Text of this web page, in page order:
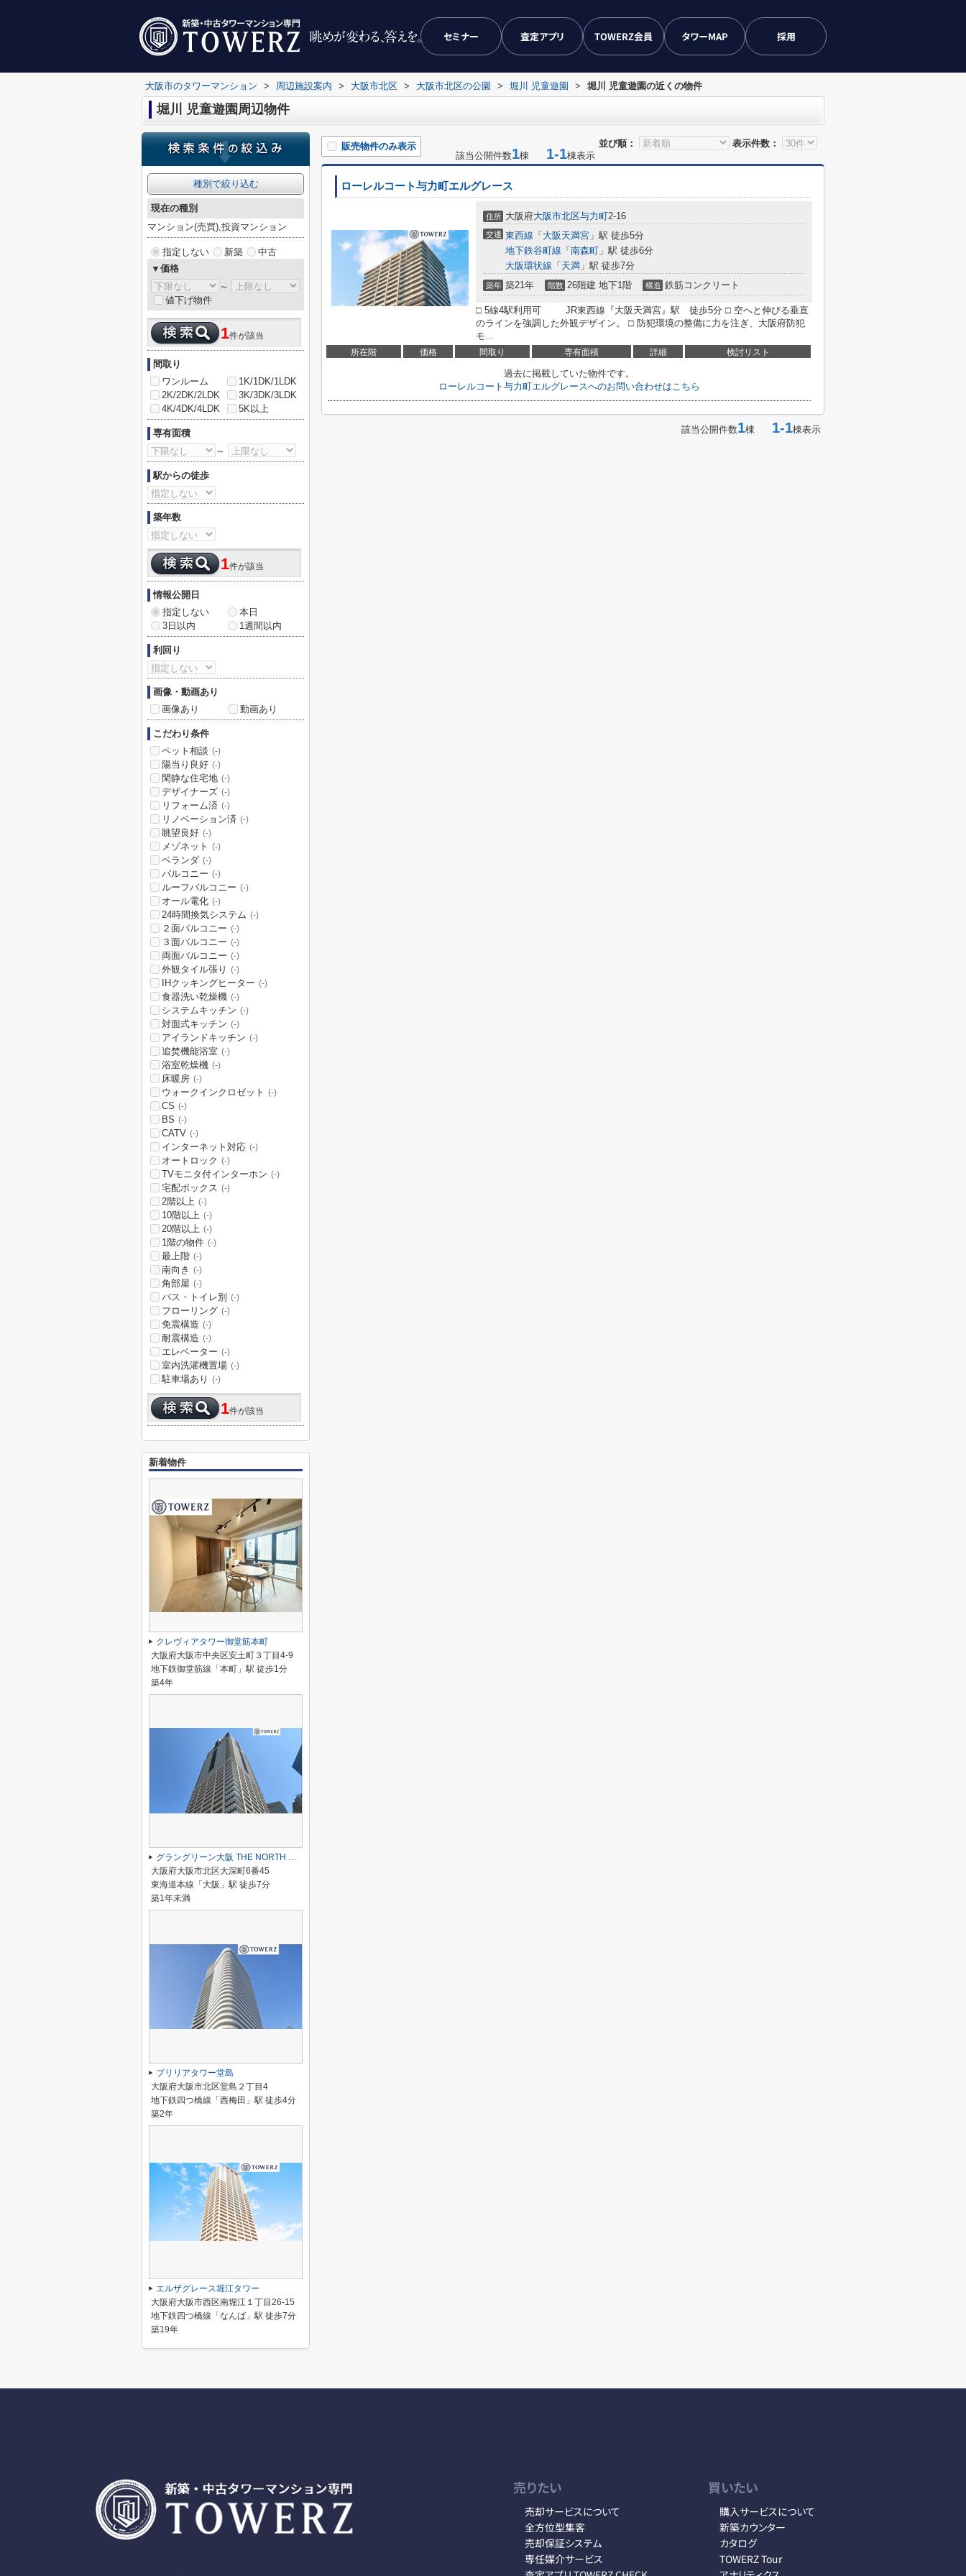
セミナー 査定アプリ TOWERZ会員 タワーMAP 採用
大阪市のタワーマンション > 周辺施設案内 > 大阪市北区 > 大阪市北区の公園 > 堀川 児童遊園 > 堀川 児童遊園の近くの物件
堀川 児童遊園周辺物件
並び順： 表示件数：
販売物件のみ表示
該当公開件数1棟 1-1棟表示
ローレルコート与力町エルグレース
住所 大阪府大阪市北区与力町2-16
交通 東西線 「 大阪天満宮 」駅 徒歩5分
地下鉄谷町線 「 南森町 」駅 徒歩6分
大阪環状線 「 天満 」駅 徒歩7分
築年 築21年 階数 26階建 地下1階 構造 鉄筋コンクリート
□ 5線4駅利用可 JR東西線『大阪天満宮』駅 徒歩5分 □ 空へと伸びる垂直
のラインを強調した外観デザイン。 □ 防犯環境の整備に力を注ぎ、大阪府防犯
モ...
所在階 価格 間取り 専有面積 詳細 検討リスト
過去に掲載していた物件です。
ローレルコート与力町エルグレースへのお問い合わせはこちら
該当公開件数1棟 1-1棟表示
種別で絞り込む
現在の種別
マンション(売買),投資マンション
指定しない 新築
中古
▼価格
～
値下げ物件
1件が該当
間取り
ワンルーム
1K/1DK/1LDK
2K/2DK/2LDK
3K/3DK/3LDK
4K/4DK/4LDK
5K以上
専有面積
～
駅からの徒歩
築年数
1件が該当
情報公開日
指定しない
本日
3日以内
1週間以内
利回り
画像・動画あり
画像あり
動画あり
こだわり条件
ペット相談 (-)
陽当り良好 (-)
閑静な住宅地 (-)
デザイナーズ (-)
リフォーム済 (-)
リノベーション済 (-)
眺望良好 (-)
メゾネット (-)
ベランダ (-)
バルコニー (-)
ルーフバルコニー (-)
オール電化 (-)
24時間換気システム (-)
２面バルコニー (-)
３面バルコニー (-)
両面バルコニー (-)
外観タイル張り (-)
IHクッキングヒーター (-)
食器洗い乾燥機 (-)
システムキッチン (-)
対面式キッチン (-)
アイランドキッチン (-)
追焚機能浴室 (-)
浴室乾燥機 (-)
床暖房 (-)
ウォークインクロゼット (-)
CS (-)
BS (-)
CATV (-)
インターネット対応 (-)
オートロック (-)
TVモニタ付インターホン (-)
宅配ボックス (-)
2階以上 (-)
10階以上 (-)
20階以上 (-)
1階の物件 (-)
最上階 (-)
南向き (-)
角部屋 (-)
バス・トイレ別 (-)
フローリング (-)
免震構造 (-)
耐震構造 (-)
エレベーター (-)
室内洗濯機置場 (-)
駐車場あり (-)
1件が該当
新着物件
クレヴィアタワー御堂筋本町
大阪府大阪市中央区安土町３丁目4-9
地下鉄御堂筋線「本町」駅 徒歩1分
築4年
グラングリーン大阪 THE NORTH RESIDENCE
大阪府大阪市北区大深町6番45
東海道本線「大阪」駅 徒歩7分
築1年未満
ブリリアタワー堂島
大阪府大阪市北区堂島２丁目4
地下鉄四つ橋線「西梅田」駅 徒歩4分
築2年
エルザグレース堀江タワー
大阪府大阪市西区南堀江１丁目26-15
地下鉄四つ橋線「なんば」駅 徒歩7分
築19年
売りたい
売却サービスについて
全方位型集客
売却保証システム
専任媒介サービス
買いたい
購入サービスについて
新築カウンター
カタログ
TOWERZ Tour